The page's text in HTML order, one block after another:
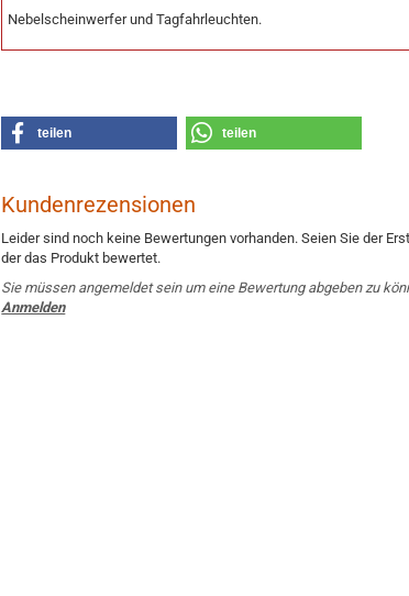
Nebelscheinwerfer und Tagfahrleuchten.
teilen teilen
Kundenrezensionen
Leider sind noch keine Bewertungen vorhanden. Seien Sie der
der das Produkt bewertet.
Sie müssen angemeldet sein um eine Bewertung abgeben zu
Anmelden